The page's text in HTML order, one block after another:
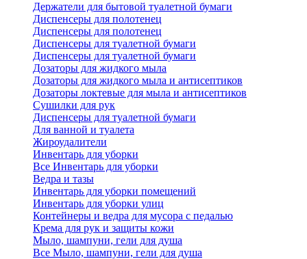
Держатели для бытовой туалетной бумаги
Диспенсеры для полотенец
Диспенсеры для полотенец
Диспенсеры для туалетной бумаги
Диспенсеры для туалетной бумаги
Дозаторы для жидкого мыла
Дозаторы для жидкого мыла и антисептиков
Дозаторы локтевые для мыла и антисептиков
Сушилки для рук
Диспенсеры для туалетной бумаги
Для ванной и туалета
Жироудалители
Инвентарь для уборки
Все Инвентарь для уборки
Ведра и тазы
Инвентарь для уборки помещений
Инвентарь для уборки улиц
Контейнеры и ведра для мусора с педалью
Крема для рук и защиты кожи
Мыло, шампуни, гели для душа
Все Мыло, шампуни, гели для душа